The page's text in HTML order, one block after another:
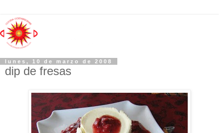
lunes, 10 de marzo de 2008
dip de fresas